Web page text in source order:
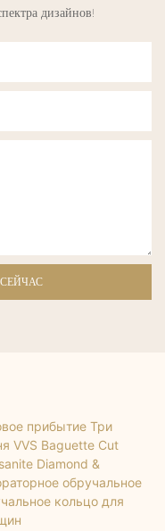
дизайнов!